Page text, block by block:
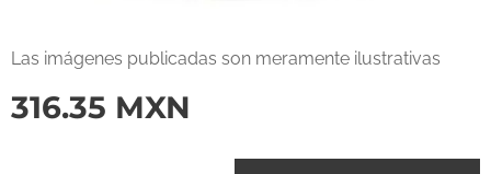
Las imágenes publicadas son meramente ilustrativas
316.35 MXN